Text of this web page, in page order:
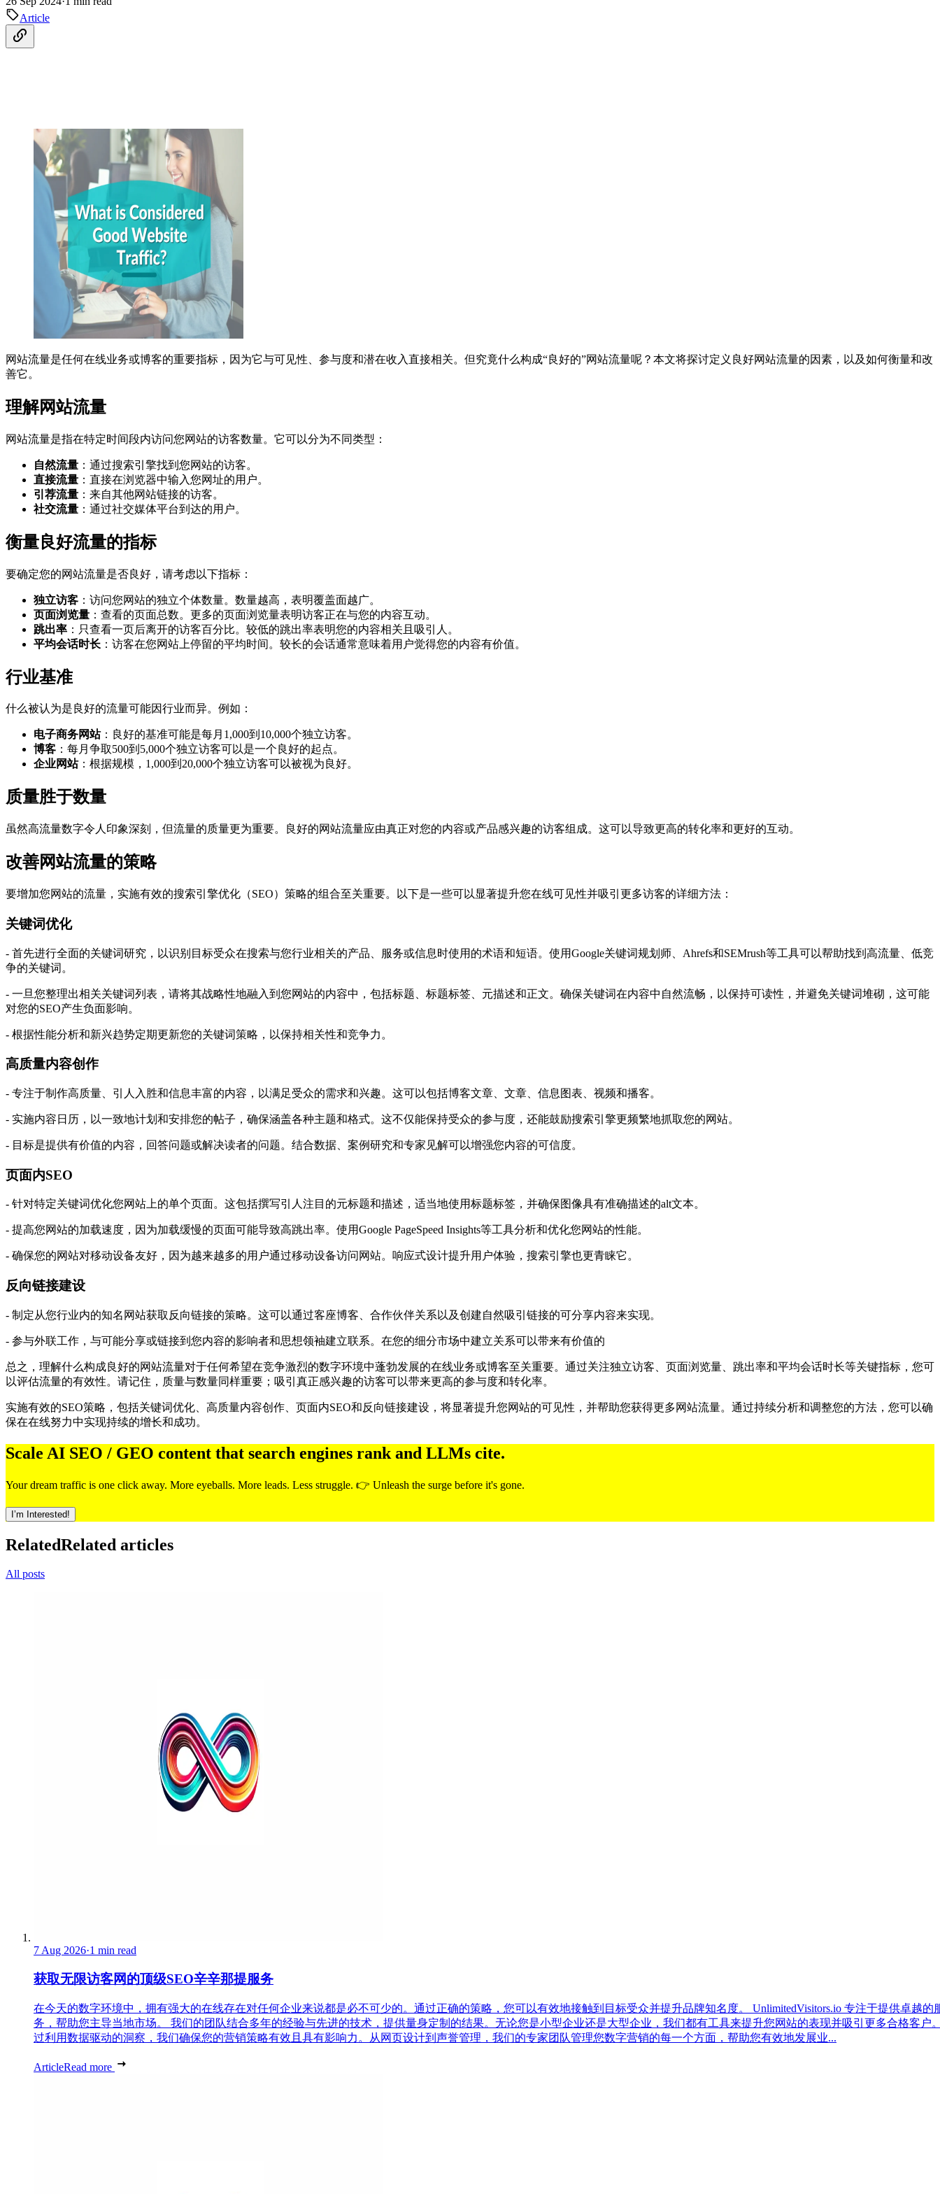
Article
网站流量是任何在线业务或博客的重要指标，因为它与可见性、参与度和潜在收入直接相关。但究竟什么构成“良好的”网站流量呢？本文将探讨定义良好网站流量的因素，以及如何衡量和改
善它。
理解网站流量
网站流量是指在特定时间段内访问您网站的访客数量。它可以分为不同类型：
自然流量 ：通过搜索引擎找到您网站的访客。
直接流量 ：直接在浏览器中输入您网址的用户。
引荐流量 ：来自其他网站链接的访客。
社交流量 ：通过社交媒体平台到达的用户。
衡量良好流量的指标
要确定您的网站流量是否良好，请考虑以下指标：
独立访客 ：访问您网站的独立个体数量。数量越高，表明覆盖面越广。
页面浏览量 ：查看的页面总数。更多的页面浏览量表明访客正在与您的内容互动。
跳出率 ：只查看一页后离开的访客百分比。较低的跳出率表明您的内容相关且吸引人。
平均会话时长 ：访客在您网站上停留的平均时间。较长的会话通常意味着用户觉得您的内容有价值。
行业基准
什么被认为是良好的流量可能因行业而异。例如：
电子商务网站：良好的基准可能是每月1,000到10,000个独立访客。
博客 ：每月争取500到5,000个独立访客可以是一个良好的起点。
企业网站：根据规模，1,000到20,000个独立访客可以被视为良好。
质量胜于数量
虽然高流量数字令人印象深刻，但流量的质量更为重要。良好的网站流量应由真正对您的内容或产品感兴趣的访客组成。这可以导致更高的转化率和更好的互动。
改善网站流量的策略
要增加您网站的流量，实施有效的搜索引擎优化（SEO）策略的组合至关重要。以下是一些可以显著提升您在线可见性并吸引更多访客的详细方法：
关键词优化
- 首先进行全面的关键词研究，以识别目标受众在搜索与您行业相关的产品、服务或信息时使用的术语和短语。使用Google关键词规划师、Ahrefs和SEMrush等工具可以帮助找到高流量、低竞
争的关键词。
- 一旦您整理出相关关键词列表，请将其战略性地融入到您网站的内容中，包括标题、标题标签、元描述和正文。确保关键词在内容中自然流畅，以保持可读性，并避免关键词堆砌，这可能
对您的SEO产生负面影响。
- 根据性能分析和新兴趋势定期更新您的关键词策略，以保持相关性和竞争力。
高质量内容创作
- 专注于制作高质量、引人入胜和信息丰富的内容，以满足受众的需求和兴趣。这可以包括博客文章、文章、信息图表、视频和播客。
- 实施内容日历，以一致地计划和安排您的帖子，确保涵盖各种主题和格式。这不仅能保持受众的参与度，还能鼓励搜索引擎更频繁地抓取您的网站。
- 目标是提供有价值的内容，回答问题或解决读者的问题。结合数据、案例研究和专家见解可以增强您内容的可信度。
页面内SEO
- 针对特定关键词优化您网站上的单个页面。这包括撰写引人注目的元标题和描述，适当地使用标题标签，并确保图像具有准确描述的alt文本。
- 提高您网站的加载速度，因为加载缓慢的页面可能导致高跳出率。使用Google PageSpeed Insights等工具分析和优化您网站的性能。
- 确保您的网站对移动设备友好，因为越来越多的用户通过移动设备访问网站。响应式设计提升用户体验，搜索引擎也更青睐它。
反向链接建设
- 制定从您行业内的知名网站获取反向链接的策略。这可以通过客座博客、合作伙伴关系以及创建自然吸引链接的可分享内容来实现。
- 参与外联工作，与可能分享或链接到您内容的影响者和思想领袖建立联系。在您的细分市场中建立关系可以带来有价值的
总之，理解什么构成良好的网站流量对于任何希望在竞争激烈的数字环境中蓬勃发展的在线业务或博客至关重要。通过关注独立访客、页面浏览量、跳出率和平均会话时长等关键指标，您可
以评估流量的有效性。请记住，质量与数量同样重要；吸引真正感兴趣的访客可以带来更高的参与度和转化率。
实施有效的SEO策略，包括关键词优化、高质量内容创作、页面内SEO和反向链接建设，将显著提升您网站的可见性，并帮助您获得更多网站流量。通过持续分析和调整您的方法，您可以确
保在在线努力中实现持续的增长和成功。
Scale AI SEO / GEO content that search engines rank and LLMs cite.
Your dream traffic is one click away. More eyeballs. More leads. Less struggle. 👉 Unleash the surge before it's gone.
I’m Interested!
RelatedRelated articles
All posts
7 Aug 2026·1 min read
获取无限访客网的顶级SEO辛辛那提服务
在今天的数字环境中，拥有强大的在线存在对任何企业来说都是必不可少的。通过正确的策略，您可以有效地接触到目标受众并提升品牌知名度。 UnlimitedVisitors.io 专注于提供卓越的
务，帮助您主导当地市场。 我们的团队结合多年的经验与先进的技术，提供量身定制的结果。无论您是小型企业还是大型企业，我们都有工具来提升您网站的表现并吸引更多合格客户
过利用数据驱动的洞察，我们确保您的营销策略有效且具有影响力。从网页设计到声誉管理，我们的专家团队管理您数字营销的每一个方面，帮助您有效地发展业...
ArticleRead more